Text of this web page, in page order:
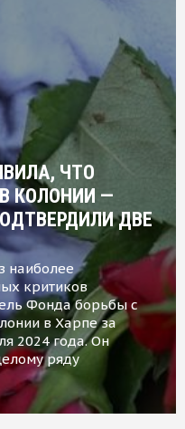
ЧТО
КОЛОНИИ —
ДВЕ
наиболее
критиков
Фонда борьбы с
в Харпе за
2024 года. Он
ряду